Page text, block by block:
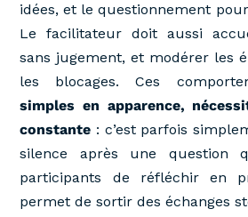
idées, et le questionnement
Le facilitateur doit aussi
sans jugement, et modérer les
les blocages. Ces
simples en apparence,
constante : c’est parfois
silence après une question
participants de réfléchir en
permet de sortir des échanges